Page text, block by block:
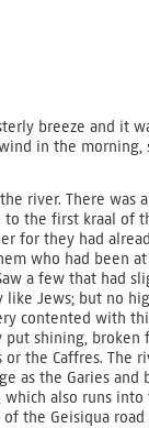
breeze and it
in the
river. There was
to the first kraal of
for they had
who had been
a few that had
like Jews; but no
contented with
shining, broken
the Caffres. The
as the Garies
which also runs
the Geisiqua